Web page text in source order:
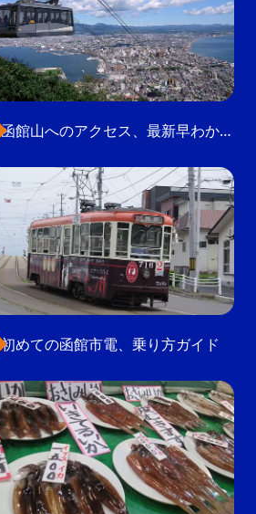
函館山へのアクセス、最新早わかりガイド
初めての函館市電、乗り方ガイド